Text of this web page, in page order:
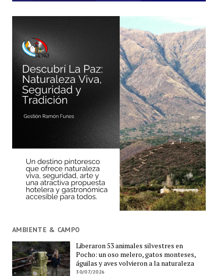
AMBIENTE & CAMPO
Liberaron 53 animales silvestres en
Pocho: un oso melero, gatos monteses,
águilas y aves volvieron a la naturaleza
30/07/2026